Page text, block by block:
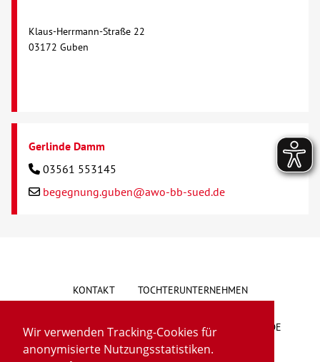
Wir verwenden Tracking-Cookies für
anonymisierte Nutzungsstatistiken.
Klaus-Herrmann-Straße 22
03172 Guben
Gerlinde Damm
03561 553145
begegnung.guben@awo-bb-sued.de
KONTAKT TOCHTERUNTERNEHMEN
HINWEISGEBERSYSTEM VORSCHLAG/BESCHWERDE